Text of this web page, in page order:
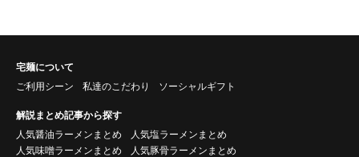
宅麺について
ご利用シーン
私達のこだわり ソーシャルギフト
解説まとめ記事から探す
人気醤油ラーメンまとめ
人気塩ラーメンまとめ
人気味噌ラーメンまとめ
人気豚骨ラーメンまとめ